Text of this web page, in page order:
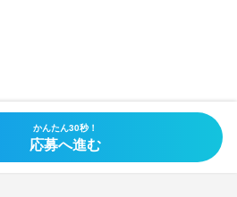
かんたん30秒！
応募へ進む